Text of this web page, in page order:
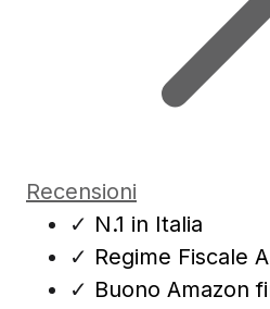
Recensioni
✓ N.1 in Italia
✓ Regime Fiscale
✓ Buono Amazon